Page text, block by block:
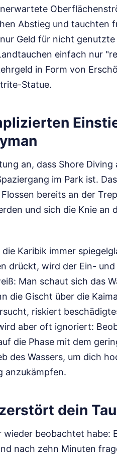
Abstieg und tauchten
Geld für nicht
einfach nur
in Form von
Statue.
an, dass Shore
im Park ist.
bereits an der
und sich die Knie an
Karibik immer
drückt, wird der Ein-
Man schaut sich das
die Gischt über die
riskiert
aber oft ignoriert:
die Phase mit dem
des Wassers, um dich
anzukämpfen.
dein
beobachtet habe:
nach zehn Minuten